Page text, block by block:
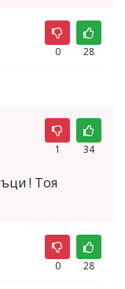
0 28
1 34
! Тоя
0 28